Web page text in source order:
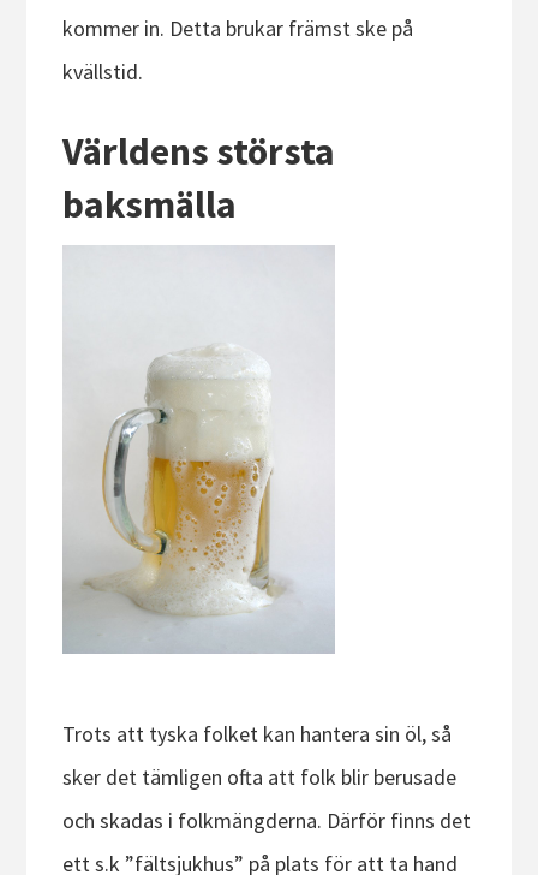
kommer in. Detta brukar främst ske på
kvällstid.
Världens största
baksmälla
Trots att tyska folket kan hantera sin öl, så
sker det tämligen ofta att folk blir berusade
och skadas i folkmängderna. Därför finns det
ett s.k ”fältsjukhus” på plats för att ta hand